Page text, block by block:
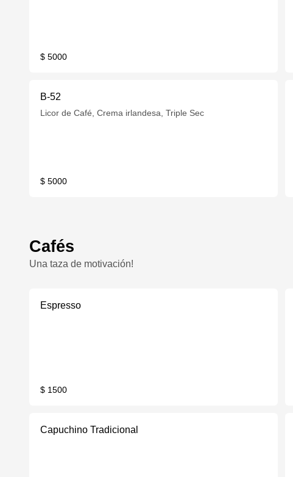
$ 5000
B-52
Licor de Café, Crema irlandesa, Triple Sec
$ 5000
Cafés
Una taza de motivación!
Espresso
$ 1500
Capuchino Tradicional